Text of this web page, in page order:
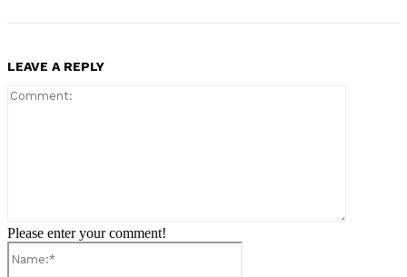
LEAVE A REPLY
Please enter your comment!